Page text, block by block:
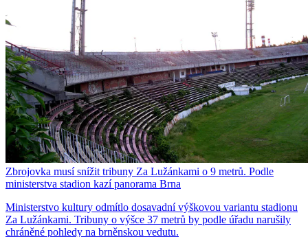
Zbrojovka musí snížit tribuny Za Lužánkami o 9 metrů. Podle
ministerstva stadion kazí panorama Brna
Ministerstvo kultury odmítlo dosavadní výškovou variantu stadionu
Za Lužánkami. Tribuny o výšce 37 metrů by podle úřadu narušily
chráněné pohledy na brněnskou vedutu.